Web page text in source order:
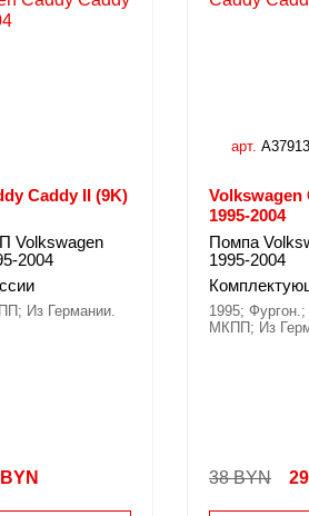
Caddy II (9K)
Volkswagen
2004
Из Германии.
BYN
арт.
Volkswagen
1995-2004
Помпа
1995-2004
1995;
МКПП; Из
38 BYN 29